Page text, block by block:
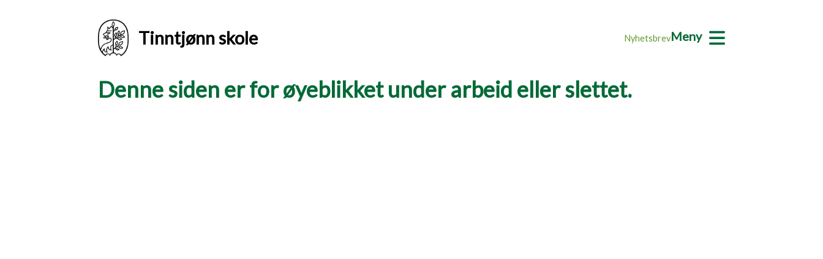
Tinntjønn skole NyhetsbrevMeny
Denne siden er for øyeblikket under arbeid eller slettet.